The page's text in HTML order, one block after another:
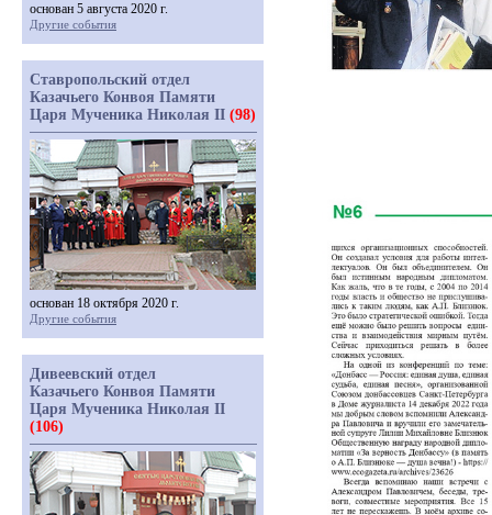
основан 5 августа 2020 г.
Другие события
Ставропольский отдел
Казачьего Конвоя Памяти
Царя Мученика Николая II (98)
основан 18 октября 2020 г.
Другие события
Дивеевский отдел
Казачьего Конвоя Памяти
Царя Мученика Николая II
(106)